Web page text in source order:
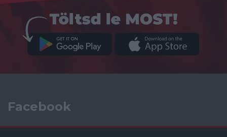
Facebook